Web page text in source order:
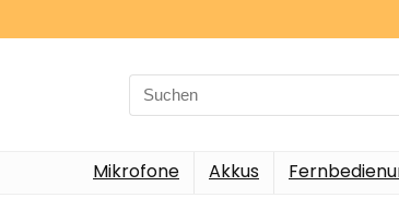
Search
for:
Mikrofone Akkus